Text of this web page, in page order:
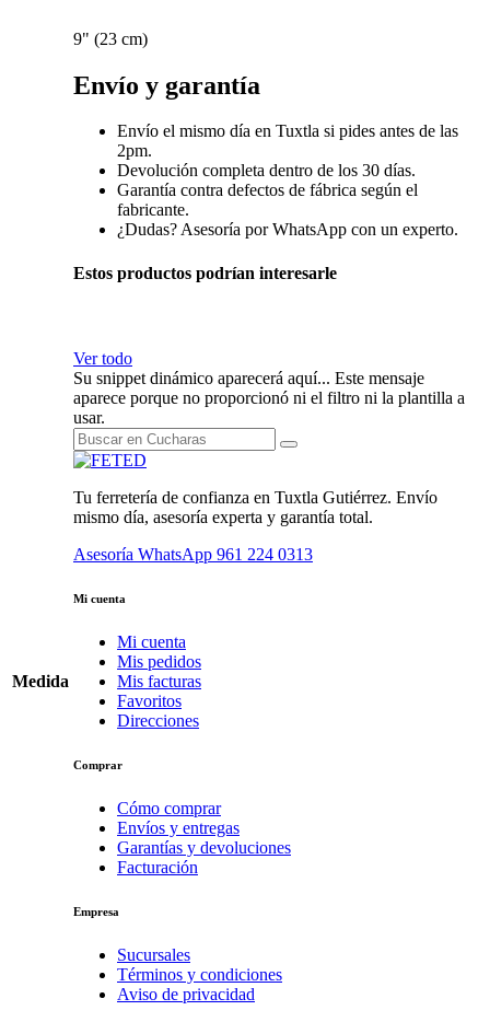
Medida
9" (23 cm)
Envío y garantía
Envío el mismo día en Tuxtla si pides antes de las
2pm.
Devolución completa dentro de los 30 días.
Garantía contra defectos de fábrica según el
fabricante.
¿Dudas? Asesoría por WhatsApp con un experto.
Estos productos podrían interesarle
Ver todo
Su snippet dinámico aparecerá aquí... Este mensaje
aparece porque no proporcionó ni el filtro ni la plantilla a
usar.
Tu ferretería de confianza en Tuxtla Gutiérrez. Envío
mismo día, asesoría experta y garantía total.
Asesoría WhatsApp 961 224 0313
Mi cuenta
Mi cuenta
Mis pedidos
Mis facturas
Favoritos
Direcciones
Comprar
Cómo comprar
Envíos y entregas
Garantías y devoluciones
Facturación
Empresa
Sucursales
Términos y condiciones
Aviso de privacidad